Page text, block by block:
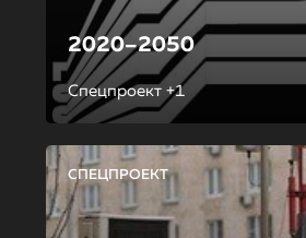
2020–2050
Спецпроект +1
СПЕЦПРОЕКТ